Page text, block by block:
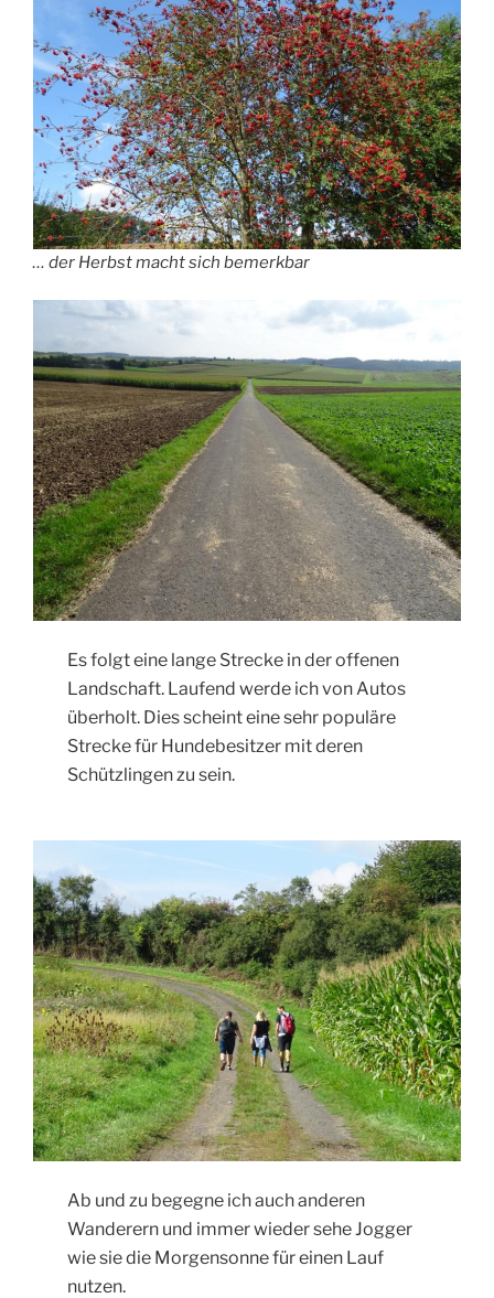
… der Herbst macht sich bemerkbar
Es folgt eine lange Strecke in der offenen
Landschaft. Laufend werde ich von Autos
überholt. Dies scheint eine sehr populäre
Strecke für Hundebesitzer mit deren
Schützlingen zu sein.
Ab und zu begegne ich auch anderen
Wanderern und immer wieder sehe Jogger
wie sie die Morgensonne für einen Lauf
nutzen.